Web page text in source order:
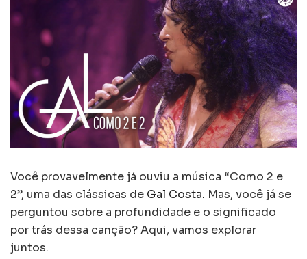
Você provavelmente já ouviu a música “Como 2 e
2”, uma das clássicas de Gal Costa. Mas, você já se
perguntou sobre a profundidade e o significado
por trás dessa canção? Aqui, vamos explorar
juntos.